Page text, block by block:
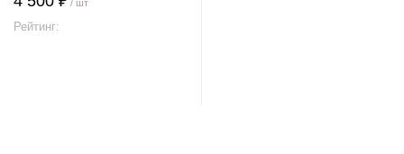
/ шт
Рейтинг: